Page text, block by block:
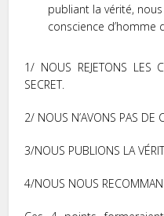
publiant la vérité,
conscience d’homme
1/ NOUS REJETONS LES
SECRET.
2/ NOUS N’AVONS PAS DE
3/NOUS PUBLIONS LA
4/NOUS NOUS